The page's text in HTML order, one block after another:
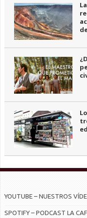
YOUTUBE – NUESTROS
SPOTIFY – PODCAST LA